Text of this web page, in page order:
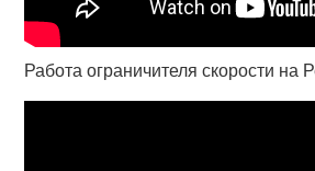
Работа ограничителя скорости на